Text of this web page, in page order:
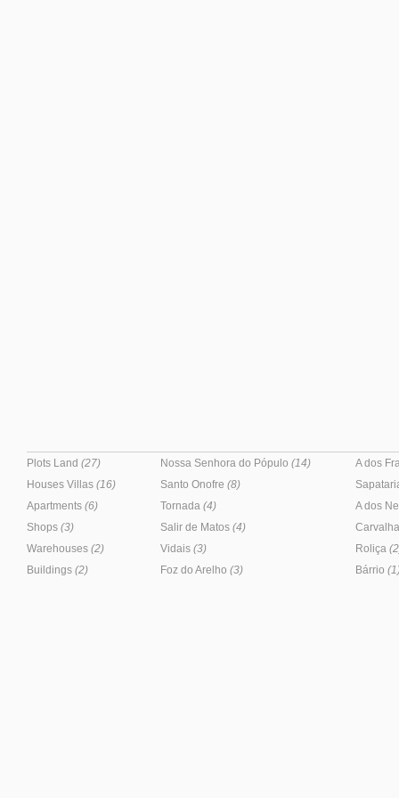
Plots Land (27)
Houses Villas (16)
Apartments (6)
Shops (3)
Warehouses (2)
Buildings (2)
Nossa Senhora do Pópulo (14)
Santo Onofre (8)
Tornada (4)
Salir de Matos (4)
Vidais (3)
Foz do Arelho (3)
A dos
A dos
Roliça
Bárrio